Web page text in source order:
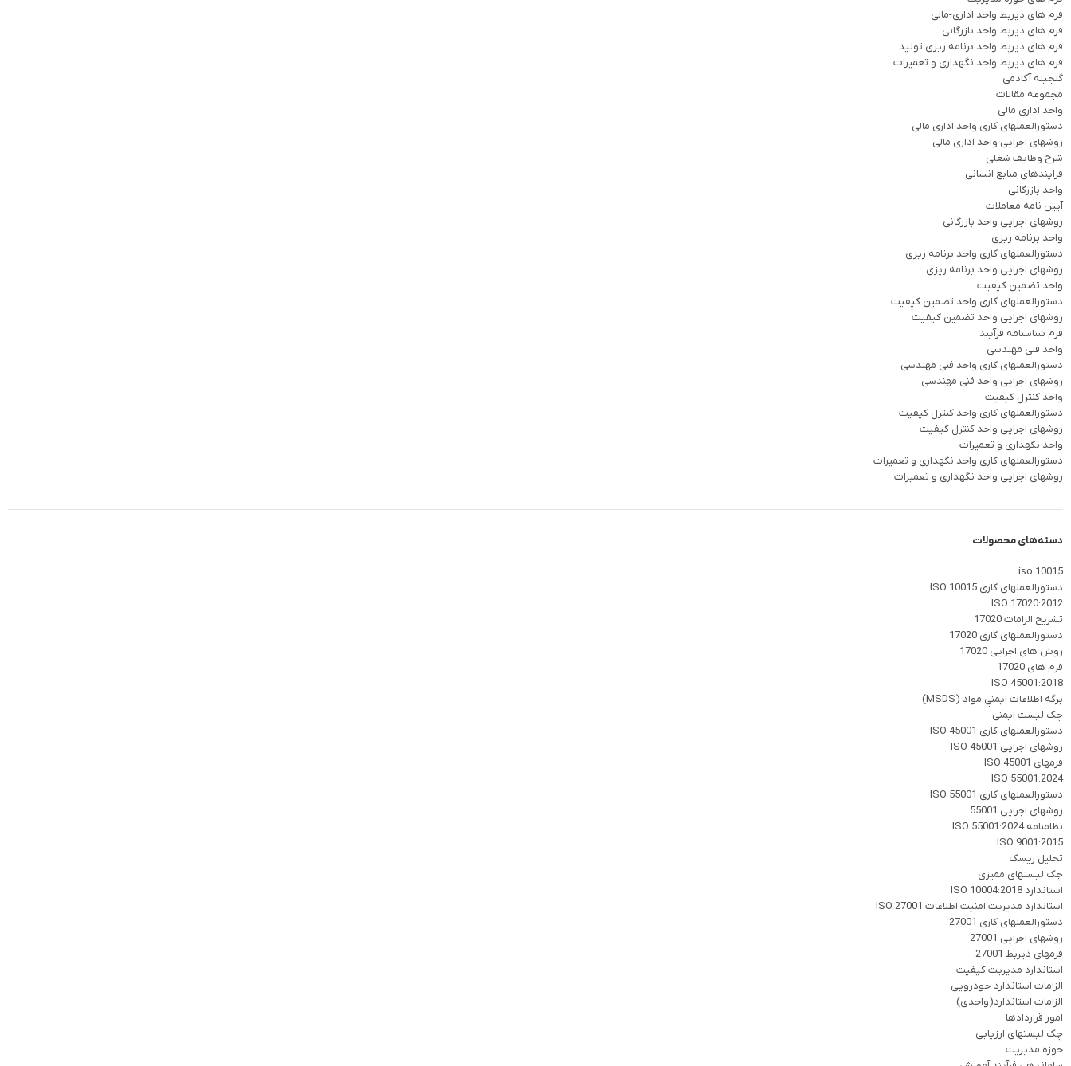
فرم های ذیربط واحد اداری-مالی
فرم های ذیربط واحد بازرگانی
فرم های ذیربط واحد برنامه ریزی تولید
فرم های ذیربط واحد نگهداری و تعمیرات
گنجینه آکادمی
مجموعه مقالات
واحد اداری مالی
دستورالعملهای کاری واحد اداری مالی
روشهای اجرایی واحد اداری مالی
شرح وظایف شغلی
فرایندهای منابع انسانی
واحد بازرگانی
آیین نامه معاملات
روشهای اجرایی واحد بازرگانی
واحد برنامه ریزی
دستورالعملهای کاری واحد برنامه ریزی
روشهای اجرایی واحد برنامه ریزی
واحد تضمین کیفیت
دستورالعملهای کاری واحد تضمین کیفیت
روشهای اجرایی واحد تضمین کیفیت
فرم شناسنامه فرآیند
واحد فنی مهندسی
دستورالعملهای کاری واحد فنی مهندسی
روشهای اجرایی واحد فنی مهندسی
واحد کنترل کیفیت
دستورالعملهای کاری واحد کنترل کیفیت
روشهای اجرایی واحد کنترل کیفیت
واحد نگهداری و تعمیرات
دستورالعملهای کاری واحد نگهداری و تعمیرات
روشهای اجرایی واحد نگهداری و تعمیرات
دسته‌های محصولات
iso 10015
دستورالعملهای کاری ISO 10015
ISO 17020:2012
تشریح الزامات 17020
دستورالعملهای کاری 17020
روش های اجرایی 17020
فرم های 17020
ISO 45001:2018
برگه اطلاعات ايمني مواد (MSDS)
چک لیست ایمنی
دستورالعملهای کاری ISO 45001
روشهای اجرایی ISO 45001
فرمهای ISO 45001
ISO 55001:2024
دستورالعملهای کاری ISO 55001
روشهای اجرایی 55001
نظامنامه ISO 55001:2024
ISO 9001:2015
تحلیل ریسک
چک لیستهای ممیزی
استاندارد ISO 10004:2018
استاندارد مدیریت امنیت اطلاعات ISO 27001
دستورالعملهای کاری 27001
روشهای اجرایی 27001
فرمهای ذیربط 27001
استاندارد مدیریت کیفیت
الزامات استاندارد خودرویی
الزامات استاندارد(واحدی)
امور قراردادها
چک لیستهای ارزیابی
حوزه مدیریت